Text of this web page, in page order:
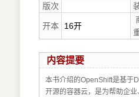
版次
开本 16开
内容提要
本书介绍的OpenShift是基于
开源的容器云，是为帮助企